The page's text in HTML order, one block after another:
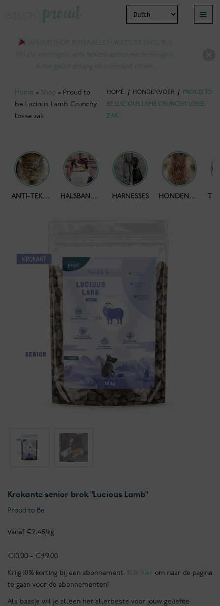
door
naar
Menu
Home » Shop » Proud to
be Lucious Lamb Crunchy
losse zak
HOME / HONDENVOER / PROUD TO
BE LUCIOUS LAMB CRUNCHY LOSSE
ZAK
ANTI-TEKENBAND HALSBANDEN HARNESSES HONDENKETTING
Krokante senior brok "Lucious Lamb"
Proud to Be
Vanaf €2,45/kg
€10.00 - €49.00Prijsklasse:
tot
Krijg 10% korting bij een abonnement. Klik hier om naar de pagina
te gaan voor de abonnementen!
Als baasje wil je alleen het allerbeste voor jouw geliefde